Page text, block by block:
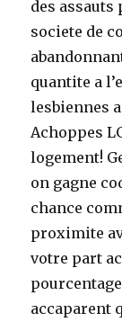
des
societe de
quantite a
lesbiennes
Achoppes
logement!
on gagne
chance
proximite
votre part
accaparent